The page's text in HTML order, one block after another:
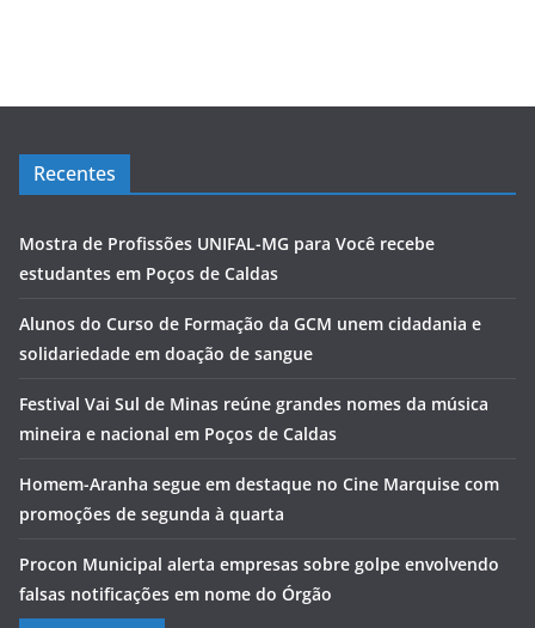
Recentes
Mostra de Profissões UNIFAL-MG para Você recebe
estudantes em Poços de Caldas
Alunos do Curso de Formação da GCM unem cidadania e
solidariedade em doação de sangue
Festival Vai Sul de Minas reúne grandes nomes da música
mineira e nacional em Poços de Caldas
Homem-Aranha segue em destaque no Cine Marquise com
promoções de segunda à quarta
Procon Municipal alerta empresas sobre golpe envolvendo
falsas notificações em nome do Órgão